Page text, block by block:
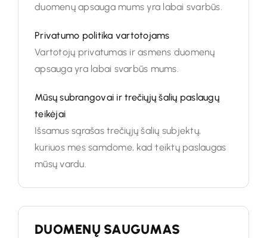
duomenų apsauga mums yra labai svarbūs.
Privatumo politika vartotojams
Vartotojų privatumas ir asmens duomenų
apsauga yra labai svarbūs mums.
Mūsų subrangovai ir trečiųjų šalių paslaugų
teikėjai
Išsamus sąrašas trečiųjų šalių subjektų,
kuriuos mes samdome, kad teiktų paslaugas
mūsų vardu.
DUOMENŲ SAUGUMAS